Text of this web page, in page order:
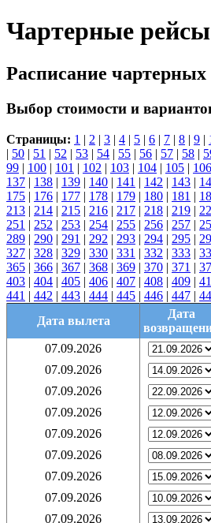
Чартерные рейсы
Расписание чартерных
Выбор стоимости и
Страницы: 1 | 2 | 3 | 4 | 5 | 6 | 7 | 8 | 9 |
| 50 | 51 | 52 | 53 | 54 | 55 | 56 | 57 | 58 |
99 | 100 | 101 | 102 | 103 | 104 | 105 | 106
137 | 138 | 139 | 140 | 141 | 142 | 143 |
175 | 176 | 177 | 178 | 179 | 180 | 181 |
213 | 214 | 215 | 216 | 217 | 218 | 219 |
251 | 252 | 253 | 254 | 255 | 256 | 257 |
289 | 290 | 291 | 292 | 293 | 294 | 295 |
327 | 328 | 329 | 330 | 331 | 332 | 333 |
365 | 366 | 367 | 368 | 369 | 370 | 371 |
403 | 404 | 405 | 406 | 407 | 408 | 409 |
441 | 442 | 443 | 444 | 445 | 446 | 447 |
Дата вылета
Дата
07.09.2026
07.09.2026
07.09.2026
07.09.2026
07.09.2026
07.09.2026
07.09.2026
07.09.2026
07.09.2026